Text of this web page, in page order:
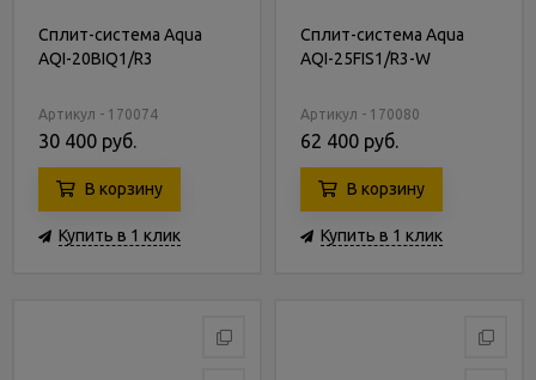
Сплит-система Aqua
AQI-20BIQ1/R3
Артикул - 170074
30 400 руб.
В корзину
Купить в 1 клик
Сплит-система Aqua
AQI-25FIS1/R3-W
Артикул - 170080
62 400 руб.
В корзину
Купить в 1 клик